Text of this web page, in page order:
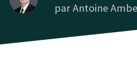
parAntoine